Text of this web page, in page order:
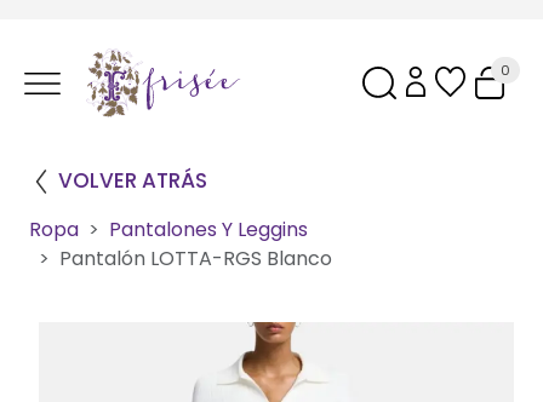
0
VOLVER ATRÁS
Ropa
Pantalones Y Leggins
Pantalón LOTTA-RGS Blanco